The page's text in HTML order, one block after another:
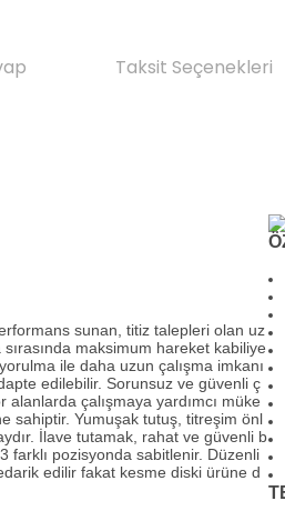
Taksit Seçenekleri
sunan, titiz talepleri olan uz
maksimum hareket kabiliye
ile daha uzun çalışma imkanı
edilebilir. Sorunsuz ve güvenli ç
alanlarda çalışmaya yardımcı müke
sahiptir. Yumuşak tutuş, titreşim önl
İlave tutamak, rahat ve güvenli b
farklı pozisyonda sabitlenir. Düzenli
edilir fakat kesme diski ürüne d